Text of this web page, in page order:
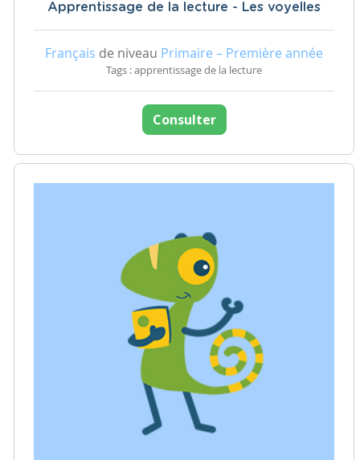
Apprentissage de la lecture - Les voyelles
Français de niveau Primaire – Première année
Tags : apprentissage de la lecture
Consulter